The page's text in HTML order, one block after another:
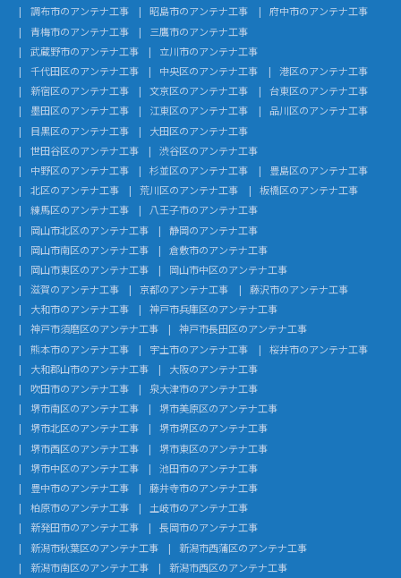
調布市のアンテナ工事
昭島市のアンテナ工事
府中市のアンテナ工事
青梅市のアンテナ工事
三鷹市のアンテナ工事
武蔵野市のアンテナ工事
立川市のアンテナ工事
千代田区のアンテナ工事
中央区のアンテナ工事
港区のアンテナ工事
新宿区のアンテナ工事
文京区のアンテナ工事
台東区のアンテナ工事
墨田区のアンテナ工事
江東区のアンテナ工事
品川区のアンテナ工事
目黒区のアンテナ工事
大田区のアンテナ工事
世田谷区のアンテナ工事
渋谷区のアンテナ工事
中野区のアンテナ工事
杉並区のアンテナ工事
豊島区のアンテナ工事
北区のアンテナ工事
荒川区のアンテナ工事
板橋区のアンテナ工事
練馬区のアンテナ工事
八王子市のアンテナ工事
岡山市北区のアンテナ工事
静岡のアンテナ工事
岡山市南区のアンテナ工事
倉敷市のアンテナ工事
岡山市東区のアンテナ工事
岡山市中区のアンテナ工事
滋賀のアンテナ工事
京都のアンテナ工事
藤沢市のアンテナ工事
大和市のアンテナ工事
神戸市兵庫区のアンテナ工事
神戸市須磨区のアンテナ工事
神戸市長田区のアンテナ工事
熊本市のアンテナ工事
宇土市のアンテナ工事
桜井市のアンテナ工事
大和郡山市のアンテナ工事
大阪のアンテナ工事
吹田市のアンテナ工事
泉大津市のアンテナ工事
堺市南区のアンテナ工事
堺市美原区のアンテナ工事
堺市北区のアンテナ工事
堺市堺区のアンテナ工事
堺市西区のアンテナ工事
堺市東区のアンテナ工事
堺市中区のアンテナ工事
池田市のアンテナ工事
豊中市のアンテナ工事
藤井寺市のアンテナ工事
柏原市のアンテナ工事
土岐市のアンテナ工事
新発田市のアンテナ工事
長岡市のアンテナ工事
新潟市秋葉区のアンテナ工事
新潟市西蒲区のアンテナ工事
新潟市南区のアンテナ工事
新潟市西区のアンテナ工事